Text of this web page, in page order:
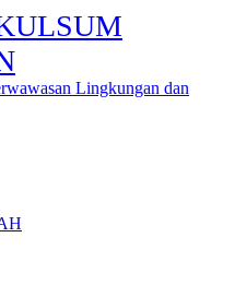
Lingkungan dan